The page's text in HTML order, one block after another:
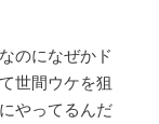
のになぜかド
世間ウケを狙
やってるんだ